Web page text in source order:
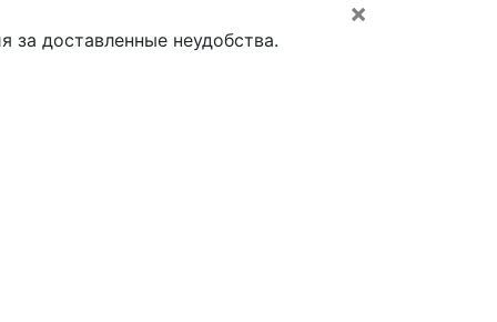
×
доставленные неудобства.